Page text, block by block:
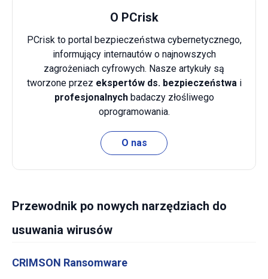
O PCrisk
PCrisk to portal bezpieczeństwa cybernetycznego,
informujący internautów o najnowszych
zagrożeniach cyfrowych. Nasze artykuły są
tworzone przez ekspertów ds. bezpieczeństwai
profesjonalnychbadaczy złośliwego
oprogramowania.
O nas
Przewodnik po nowych narzędziach do
usuwania wirusów
CRIMSON Ransomware